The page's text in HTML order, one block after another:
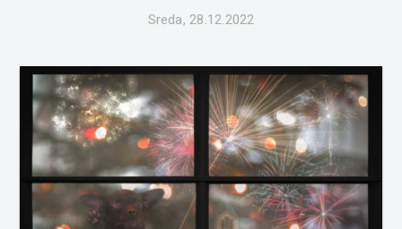
Sreda, 28.12.2022